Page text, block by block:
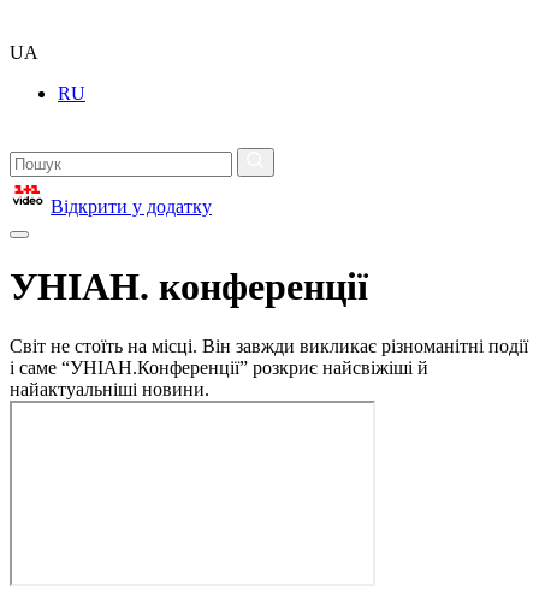
UA
RU
Відкрити у додатку
УНІАН. конференції
Світ не стоїть на місці. Він завжди викликає різноманітні події
і саме “УНІАН.Конференції” розкриє найсвіжіші й
найактуальніші новини.